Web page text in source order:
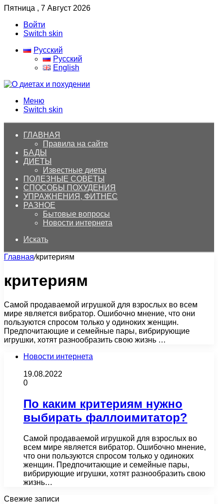
Пятница , 7 Август 2026
Войти
Switch skin
Русский
Русский
English
Меню
Switch skin
ГЛАВНАЯ
Правила на сайте
БАДЫ
ДИЕТЫ
Известные диеты
ПОЛЕЗНЫЕ СОВЕТЫ
СПОСОБЫ ПОХУДЕНИЯ
УПРАЖНЕНИЯ, ФИТНЕС
РАЗНОЕ
Бытовые вопросы
Новости интернета
Искать
Главная/критериям
критериям
Самой продаваемой игрушкой для взрослых во всем
мире является вибратор. Ошибочно мнение, что они
пользуются спросом только у одиноких женщин.
Предпочитающие и семейные пары, вибрирующие
игрушки, хотят разнообразить свою жизнь …
Новости интернета
19.08.2022
0
По каким критериям нужно
выбирать фаллоимитатор?
Самой продаваемой игрушкой для взрослых во
всем мире является вибратор. Ошибочно мнение,
что они пользуются спросом только у одиноких
женщин. Предпочитающие и семейные пары,
вибрирующие игрушки, хотят разнообразить свою
жизнь…
Свежие записи